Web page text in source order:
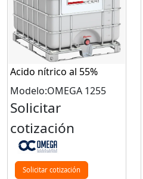
Acido nítrico al 55%
Modelo:OMEGA 1255
Solicitar
cotización
Solicitar cotización